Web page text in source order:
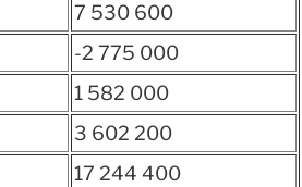
7 530 600
-2 775 000
1 582 000
3 602 200
17 244 400